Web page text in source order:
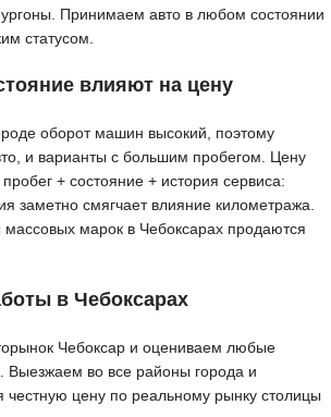
Принимаем авто в любом состоянии
статусом.
влияют на цену
оборот машин высокий, поэтому
и варианты с большим пробегом. Цену
+ состояние + история сервиса:
заметно смягчает влияние километража.
марок в Чебоксарах продаются
в Чебоксарах
Чебоксар и оцениваем любые
Выезжаем во все районы города и
честную цену по реальному рынку столицы